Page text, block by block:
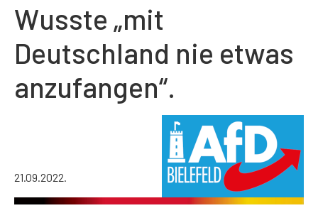
Wusste „mit
Deutschland nie etwas
anzufangen“.
21.09.2022.